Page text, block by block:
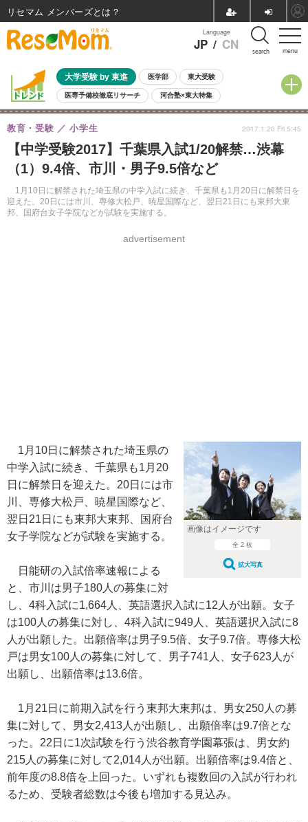
menu
Language
JP / CN search
大学受験 by 東進 医学部 東大受験
医専予備校徹底リサーチ 河合塾×東大特集
親子で考える大学選び 高校受験 中学受験 小学校受験
共通テスト 夏休み
8月開催イベント・WS 全国公立高校 過去問 人気記事
自由研究教材（小学生向け） 自由研究教材（中学生向け）
【中学受験2017】千葉県入試1/20解禁…渋幕
（1）9.4倍、市川・男子9.5倍など
1月10日に解禁された埼玉県の中学入試に続き、千葉県も1月20日に解禁日を
迎えた。20日には市川、専修大松戸、暁星国際など、翌日21日にも東邦大東
邦、国府台女子学院などが試験を実施する。
教育・受験 小学生
advertisement
2017.1.20 Fri 5:45
画像はイメージです
全 2 枚
拡大写真
1月10日に解禁された埼玉県の
中学入試に続き、千葉県も1月20
日に解禁日を迎えた。20日には市
川、専修大松戸、暁星国際など、
翌日21日にも東邦大東邦、国府台
女子学院などが試験を実施する。
日能研の入試倍率速報による
と、市川は男子180人の募集に対
し、4科入試に1,664人、英語選択入試に12人が出願。女子
は100人の募集に対し、4科入試に949人、英語選択入試に8
人が出願した。出願倍率は男子9.5倍、女子9.7倍。専修大松
戸は男女100人の募集に対して、男子741人、女子623人が
出願し、出願倍率は13.6倍。
1月21日に前期入試を行う東邦大東邦は、男女250人の募
集に対して、男女2,413人が出願し、出願倍率は9.7倍とな
った。22日に1次試験を行う渋谷教育学園幕張は、男女約
215人の募集に対して2,014人が出願。出願倍率は9.4倍と、
前年度の8.8倍を上回った。いずれも複数回の入試が行われ
るため、受験者総数は今後も増加する見込み。
リセマム メンバーズ